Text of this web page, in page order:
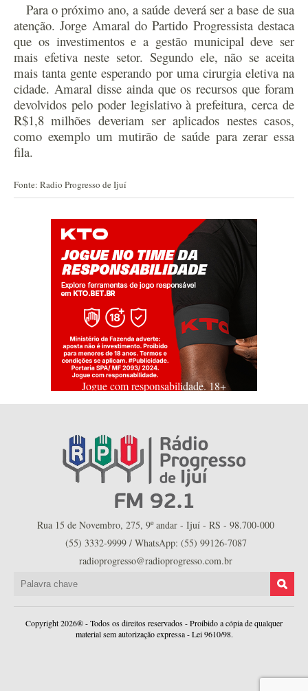
Para o próximo ano, a saúde deverá ser a base de sua
atenção. Jorge Amaral do Partido Progressista destaca
que os investimentos e a gestão municipal deve ser
mais efetiva neste setor. Segundo ele, não se aceita
mais tanta gente esperando por uma cirurgia eletiva na
cidade. Amaral disse ainda que os recursos que foram
devolvidos pelo poder legislativo à prefeitura, cerca de
R$1,8 milhões deveriam ser aplicados nestes casos,
como exemplo um mutirão de saúde para zerar essa
fila.
Fonte: Radio Progresso de Ijuí
Jogue com responsabilidade. 18+
Rua 15 de Novembro, 275, 9º andar - Ijuí - RS - 98.700-000
(55) 3332-9999 / WhatsApp: (55) 99126-7087
radioprogresso@radioprogresso.com.br
Copyright 2026® - Todos os direitos reservados - Proibido a cópia de qualquer
material sem autorização expressa - Lei 9610/98.